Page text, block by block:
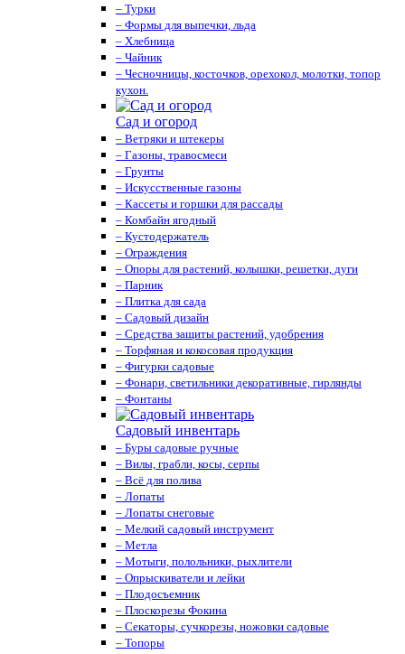
– Турки
– Формы для выпечки, льда
– Хлебница
– Чайник
– Чесночницы, косточков, орехокол, молотки, топор
кухон.
Сад и огород
– Ветряки и штекеры
– Газоны, травосмеси
– Грунты
– Искусственные газоны
– Кассеты и горшки для рассады
– Комбайн ягодный
– Кустодержатель
– Ограждения
– Опоры для растений, колышки, решетки, дуги
– Парник
– Плитка для сада
– Садовый дизайн
– Средства защиты растений, удобрения
– Торфяная и кокосовая продукция
– Фигурки садовые
– Фонари, светильники декоративные, гирлянды
– Фонтаны
Садовый инвентарь
– Буры садовые ручные
– Вилы, грабли, косы, серпы
– Всё для полива
– Лопаты
– Лопаты снеговые
– Мелкий садовый инструмент
– Метла
– Мотыги, полольники, рыхлители
– Опрыскиватели и лейки
– Плодосъемник
– Плоскорезы Фокина
– Секаторы, сучкорезы, ножовки садовые
– Топоры